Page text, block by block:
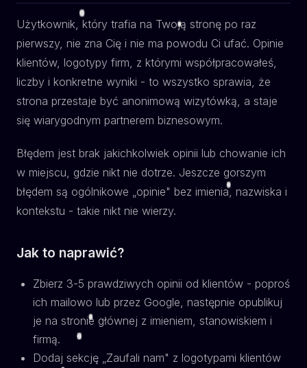
Użytkownik, który trafia na Twoją stronę po raz
pierwszy, nie zna Cię i nie ma powodu Ci ufać. Opinie
klientów, logotypy firm, z którymi współpracowałeś,
liczby i konkretne wyniki - to wszystko sprawia, że
strona przestaje być anonimową wizytówką, a staje
się wiarygodnym partnerem biznesowym.
Błędem jest brak jakichkolwiek opinii lub chowanie ich
w miejscu, gdzie nikt nie dotrze. Jeszcze gorszym
błędem są ogólnikowe „opinie" bez imienia, nazwiska i
kontekstu - takie nikt nie wierzy.
Jak to naprawić?
Zbierz 3-5 prawdziwych opinii od klientów - poproś
ich mailowo lub przez Google, następnie opublikuj
je na stronie głównej z imieniem, stanowiskiem i
firmą.
Dodaj sekcję „Zaufali nam" z logotypami klientów